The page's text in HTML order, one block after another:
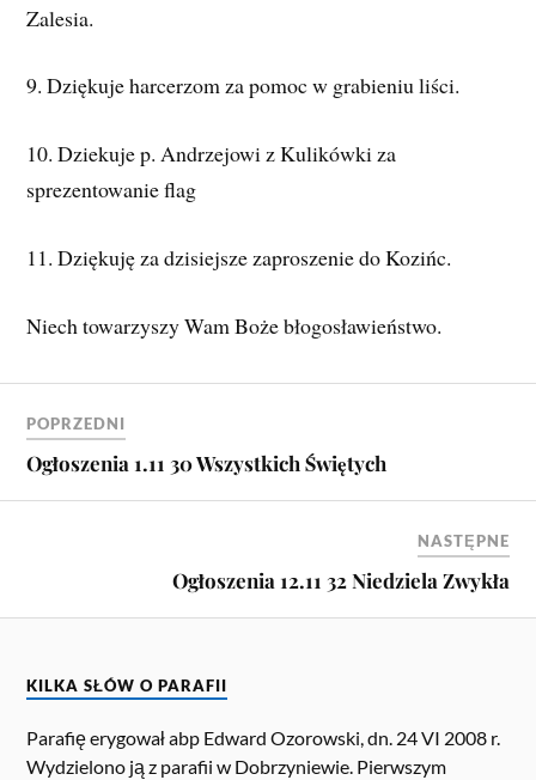
Zalesia.
9. Dziękuje harcerzom za pomoc w grabieniu liści.
10. Dziekuje p. Andrzejowi z Kulikówki za
sprezentowanie flag
11. Dziękuję za dzisiejsze zaproszenie do Kozińc.
Niech towarzyszy Wam Boże błogosławieństwo.
POPRZEDNI
Ogłoszenia 1.11 30 Wszystkich Świętych
NASTĘPNE
Ogłoszenia 12.11 32 Niedziela Zwykła
KILKA SŁÓW O PARAFII
Parafię erygował abp Edward Ozorowski, dn. 24 VI 2008 r.
Wydzielono ją z parafii w Dobrzyniewie. Pierwszym